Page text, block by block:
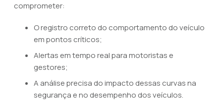
comprometer:
O registro correto do comportamento do veículo
em pontos críticos;
Alertas em tempo real para motoristas e
gestores;
A análise precisa do impacto dessas curvas na
segurança e no desempenho dos veículos.